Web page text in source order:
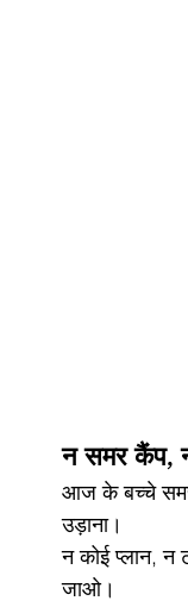
न समर कैंप,
आज के बच्चे समर
उड़ाना।
न कोई प्लान,
जाओ।